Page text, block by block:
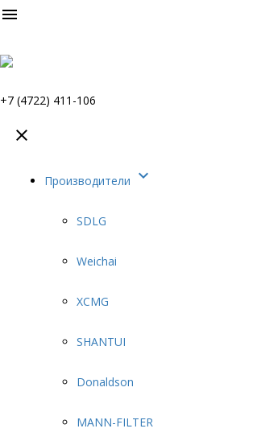

+7 (4722) 411-106

Производители 
SDLG
Weichai
XCMG
SHANTUI
Donaldson
MANN-FILTER